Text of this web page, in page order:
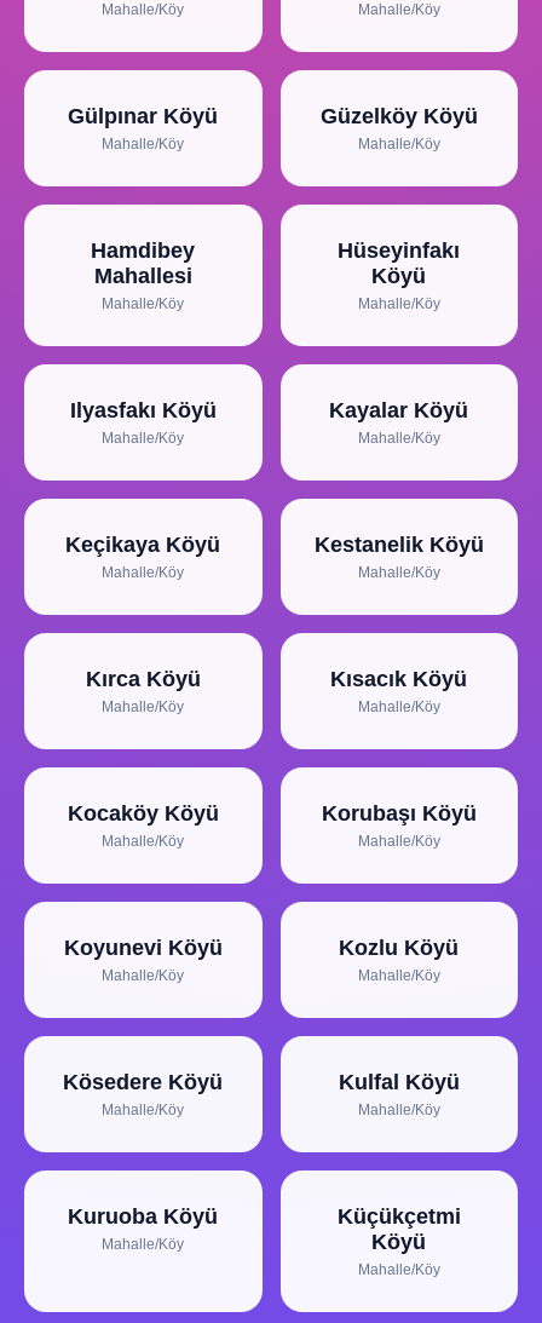
Mahalle/Köy Mahalle/Köy
Gülpınar Köyü
Mahalle/Köy
Güzelköy Köyü
Mahalle/Köy
Hamdibey
Mahallesi
Mahalle/Köy
Hüseyinfakı
Köyü
Mahalle/Köy
Ilyasfakı Köyü
Mahalle/Köy
Kayalar Köyü
Mahalle/Köy
Keçikaya Köyü
Mahalle/Köy
Kestanelik Köyü
Mahalle/Köy
Kırca Köyü
Mahalle/Köy
Kısacık Köyü
Mahalle/Köy
Kocaköy Köyü
Mahalle/Köy
Korubaşı Köyü
Mahalle/Köy
Koyunevi Köyü
Mahalle/Köy
Kozlu Köyü
Mahalle/Köy
Kösedere Köyü
Mahalle/Köy
Kulfal Köyü
Mahalle/Köy
Kuruoba Köyü
Mahalle/Köy
Küçükçetmi
Köyü
Mahalle/Köy